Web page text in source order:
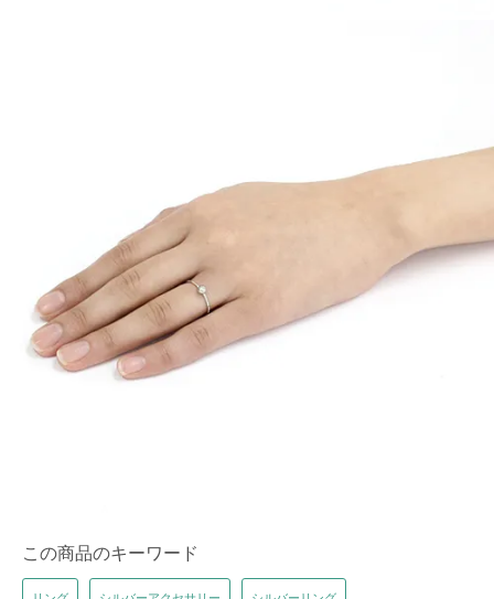
この商品のキーワード